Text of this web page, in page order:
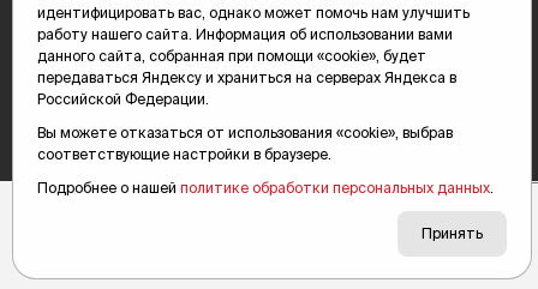
© 2000-2026 Тюменская интернет-газета «Вслух.ру»
идентифицировать вас, однако может помочь нам улучшить
работу нашего сайта. Информация об использовании вами
данного сайта, собранная при помощи «cookie», будет
передаваться Яндексу и храниться на серверах Яндекса в
Российской Федерации.
Вы можете отказаться от использования «cookie», выбрав
соответствующие настройки в браузере.
Подробнее о нашей политике обработки персональных данных
Принять